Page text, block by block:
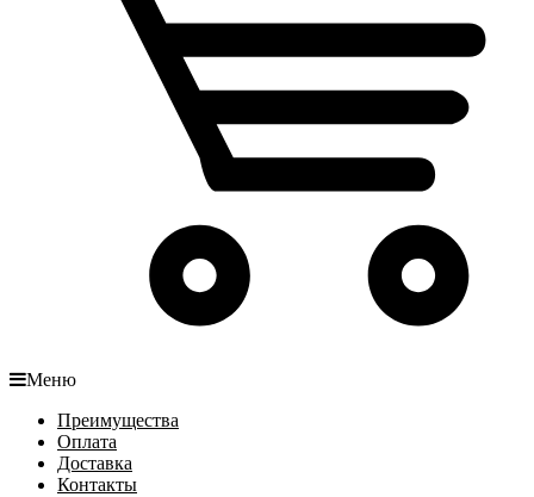
Меню
Преимущества
Оплата
Доставка
Контакты